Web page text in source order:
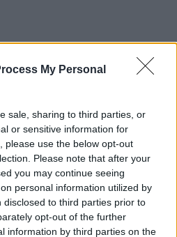
My Personal
sale, sharing to third parties, or
or sensitive information for
please use the below opt-out
Please note that after your
you may continue seeing
personal information utilized by
to third parties prior to
opt-out of the further
information by third parties on the
Stivostime των